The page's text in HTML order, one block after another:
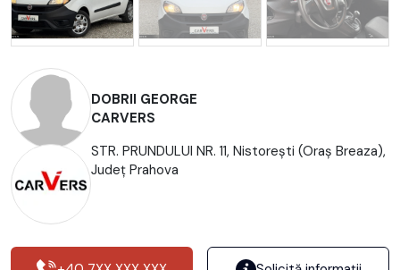
DOBRII GEORGE
CARVERS
STR. PRUNDULUI NR. 11, Nistoreşti (Oraş Breaza),
Județ Prahova